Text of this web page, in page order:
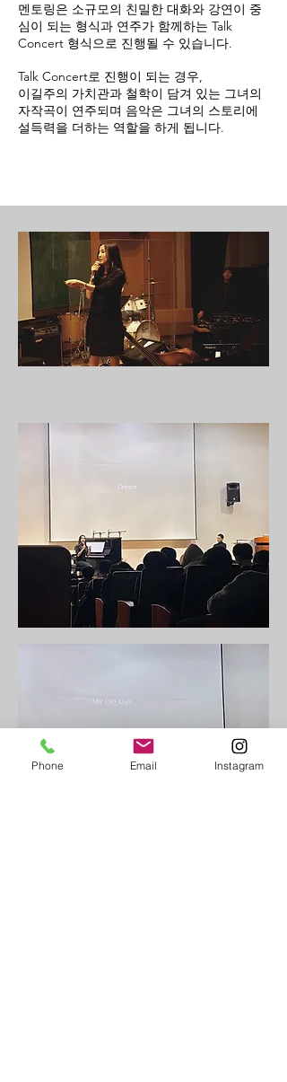
멘토링은 소규모의 친밀한 대화와 강연이 중
심이 되는 형식과 연주가 함께하는 Talk
Concert 형식으로 진행될 수 있습니다.
Talk Concert로 진행이 되는 경우,
이길주의 가치관과 철학이 담겨 있는 그녀의
자작곡이 연주되며 음악은 그녀의 스토리에
설득력을 더하는 역할을 하게 됩니다. ​
Phone Email Instagram